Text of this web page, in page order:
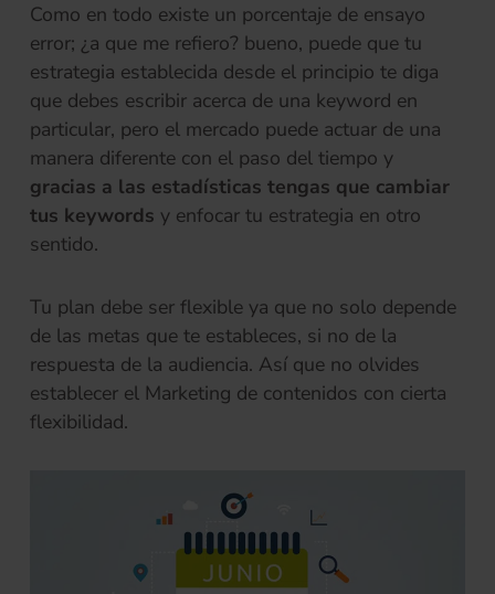
Como en todo existe un porcentaje de ensayo
error; ¿a que me refiero? bueno, puede que tu
estrategia establecida desde el principio te diga
que debes escribir acerca de una keyword en
particular, pero el mercado puede actuar de una
manera diferente con el paso del tiempo y
gracias a las estadísticas tengas que cambiar
tus keywords y enfocar tu estrategia en otro
sentido.
Tu plan debe ser flexible ya que no solo depende
de las metas que te estableces, si no de la
respuesta de la audiencia. Así que no olvides
establecer el Marketing de contenidos con cierta
flexibilidad.